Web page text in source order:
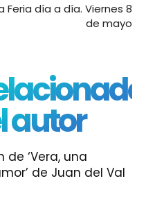
Feria día a día. Viernes 8
de mayo
autor
de ‘Vera, una
de Juan del Val